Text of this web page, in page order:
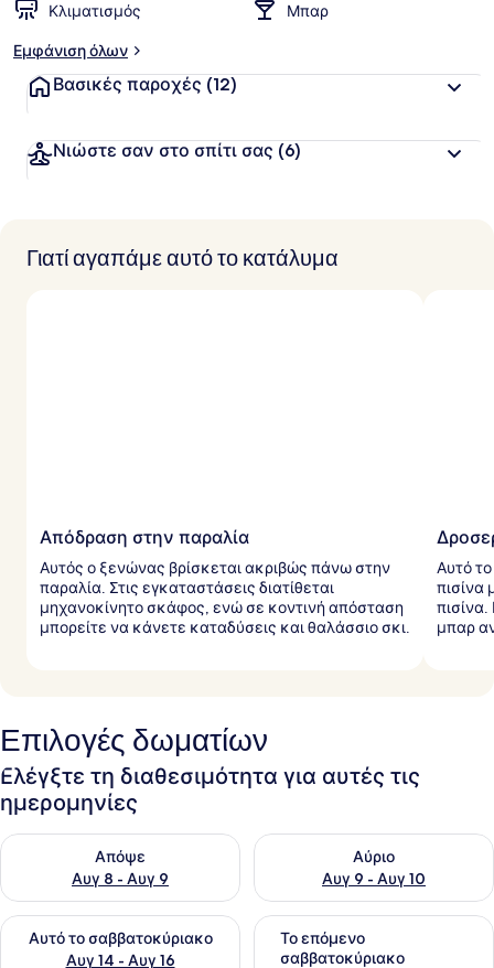
Κλιματισμός
Μπαρ
Εμφάνιση όλων
Βασικές παροχές (12)
Νιώστε σαν στο σπίτι σας (6)
Γιατί αγαπάμε αυτό το κατάλυμα
Απόδραση στην παραλία
Αυτός ο ξενώνας βρίσκεται ακριβώς πάνω στην
παραλία. Στις εγκαταστάσεις διατίθεται
μηχανοκίνητο σκάφος, ενώ σε κοντινή απόσταση
μπορείτε να κάνετε καταδύσεις και θαλάσσιο σκι.
Αυτό
πισίνα
μπαρ
Επιλογές δωματίων
Ελέγξτε τη διαθεσιμότητα για αυτές τις
ημερομηνίες
Απόψε
Αυγ 8 - Αυγ 9
Έλεγχος διαθεσιμότητας για απόψε Αυγ 8 - Αυγ 9
Αύριο
Αυγ 9 - Αυγ 10
Έλεγχος διαθεσιμότητας
Αυτό το σαββατοκύριακο
Αυγ 14 - Αυγ 16
Έλεγχος διαθεσιμότητας για αυτό το σαββατοκύριακο Αυγ
Το επόμενο
σαββατοκύριακο
Έλεγχος διαθεσιμότητας